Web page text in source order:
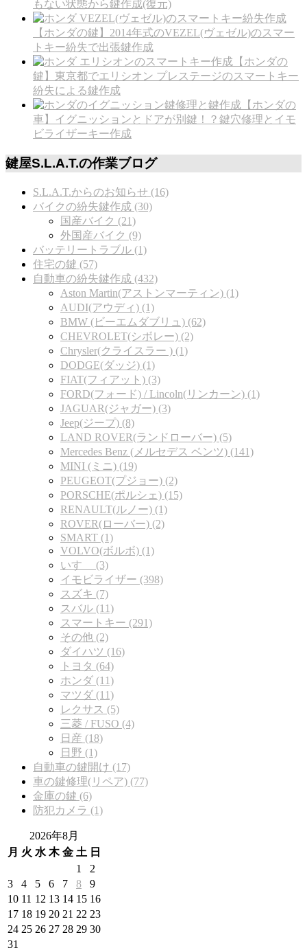
もない状態から鍵作成(復元)
【ホンダの鍵】2014年式のVEZEL(ヴェゼル)のスマー
トキー紛失で出張鍵作成
【ホンダの
鍵】東京都でエリシオン プレステージのスマートキー
紛失による鍵作成
【ホンダの
車】イグニッションとドアが別鍵！？鍵穴修理とイモ
ビライザーキー作成
鍵屋S.L.A.T.の作業ブログ
S.L.A.T.からのお知らせ (16)
バイクの紛失鍵作成 (30)
国産バイク (21)
外国産バイク (9)
バッテリートラブル (1)
住宅の鍵 (57)
自動車の紛失鍵作成 (432)
Aston Martin(アストンマーティン) (1)
AUDI(アウディ) (1)
BMW (ビーエムダブリュ) (62)
CHEVROLET(シボレー) (2)
Chrysler(クライスラー ) (1)
DODGE(ダッジ) (1)
FIAT(フィアット) (3)
FORD(フォード) / Lincoln(リンカーン) (1)
JAGUAR(ジャガー) (3)
Jeep(ジープ) (8)
LAND ROVER(ランドローバー) (5)
Mercedes Benz (メルセデス ベンツ) (141)
MINI (ミニ) (19)
PEUGEOT(プジョー) (2)
PORSCHE(ポルシェ) (15)
RENAULT(ルノー) (1)
ROVER(ローバー) (2)
SMART (1)
VOLVO(ボルボ) (1)
いすゞ (3)
イモビライザー (398)
スズキ (7)
スバル (11)
スマートキー (291)
その他 (2)
ダイハツ (16)
トヨタ (64)
ホンダ (11)
マツダ (11)
レクサス (5)
三菱 / FUSO (4)
日産 (18)
日野 (1)
自動車の鍵開け (17)
車の鍵修理(リペア) (77)
金庫の鍵 (6)
防犯カメラ (1)
2026年8月
月 火 水 木 金 土 日
1
2
3
4 5 6 7 8
9
10 11 12 13 14 15 16
17 18 19 20 21 22 23
24 25 26 27 28 29 30
31